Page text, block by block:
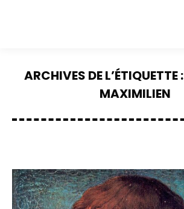
ARCHIVES DE L’ÉTIQUETTE :
MAXIMILIEN